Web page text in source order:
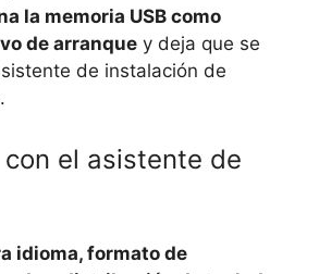
la memoria USB como
de arranque y deja que se
de instalación de
el asistente de
idioma, formato de